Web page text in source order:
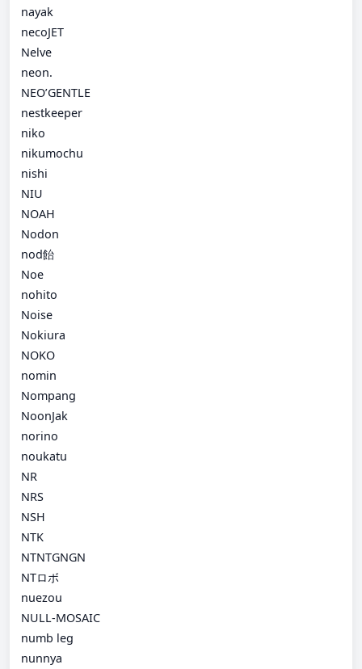
nayak
necoJET
Nelve
neon.
NEO’GENTLE
nestkeeper
niko
nikumochu
nishi
NIU
NOAH
Nodon
nod飴
Noe
nohito
Noise
Nokiura
NOKO
nomin
Nompang
NoonJak
norino
noukatu
NR
NRS
NSH
NTK
NTNTGNGN
NTロボ
nuezou
NULL-MOSAIC
numb leg
nunnya